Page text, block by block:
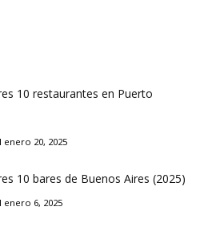
10 restaurantes en Puerto
20, 2025
10 bares de Buenos Aires (2025)
6, 2025